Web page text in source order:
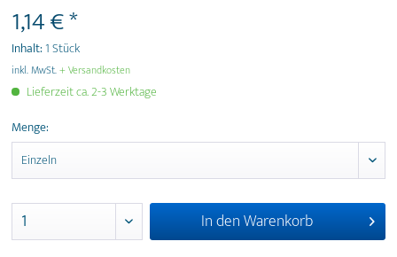
1,14 € *
Inhalt:1 Stück
inkl. MwSt.+ Versandkosten
Lieferzeit ca. 2-3 Werktage
Menge:
In denWarenkorb